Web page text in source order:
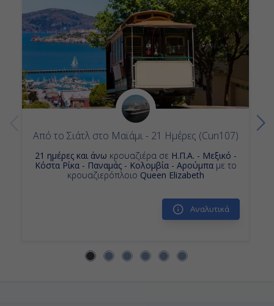
-
-
Ημέρα 13η
Καρταχένα, Κολομβία
18:00
Εν Πλω
Από το Σιάτλ στο Μαϊάμι - 21 Ημέρες (Cun107)
21 ημέρες και άνω κρουαζιέρα σε Η.Π.Α. - Μεξικό -
Κόστα Ρίκα - Παναμάς - Κολομβία - Αρούμπαμε το
κρουαζιερόπλοιο Queen Elizabeth
Αναλυτικά